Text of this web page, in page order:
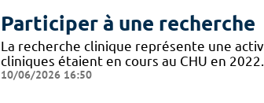
Participer à une recherche
La recherche clinique représente une
cliniques étaient en cours au CHU en
10/06/2026 16:50